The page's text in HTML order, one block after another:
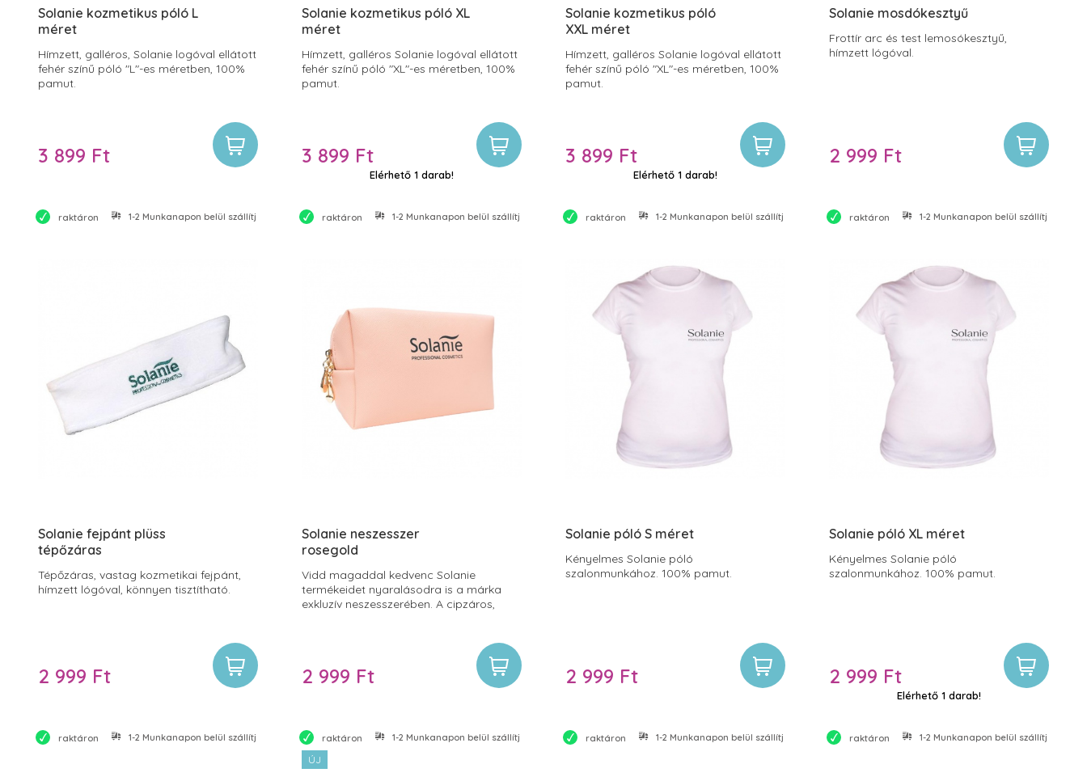
Solanie kozmetikus póló L
méret
Hímzett, galléros, Solanie logóval ellátott
fehér színű póló "L"-es méretben, 100%
pamut.
3 899 Ft
Solanie kozmetikus póló XL
méret
Hímzett, galléros Solanie logóval ellátott
fehér színű póló "XL"-es méretben, 100%
pamut.
3 899 Ft
Elérhető 1 darab!
Solanie kozmetikus póló
XXL méret
Hímzett, galléros Solanie logóval ellátott
fehér színű póló "XL"-es méretben, 100%
pamut.
3 899 Ft
Elérhető 1 darab!
Solanie mosdókesztyű
Frottír arc és test lemosókesztyű,
hímzett lógóval.
2 999 Ft
raktáron 1-2 Munkanapon belül szállítjuk
Solanie fejpánt plüss
tépőzáras
Tépőzáras, vastag kozmetikai fejpánt,
hímzett lógóval, könnyen tisztítható.
2 999 Ft
raktáron 1-2 Munkanapon belül szállítjuk
Solanie neszesszer
rosegold
Vidd magaddal kedvenc Solanie
termékeidet nyaralásodra is a márka
exkluzív neszesszerében. A cipzáros,
elférnek benne a mindennapos pipere
2 999 Ft
raktáron 1-2 Munkanapon belül szállítjuk
Solanie póló S méret
Kényelmes Solanie póló
szalonmunkához. 100% pamut.
2 999 Ft
raktáron 1-2 Munkanapon belül szállítjuk
Solanie póló XL méret
Kényelmes Solanie póló
szalonmunkához. 100% pamut.
2 999 Ft
Elérhető 1 darab!
raktáron 1-2 Munkanapon belül szállítjuk raktáron 1-2 Munkanapon belül szállítjuk
ÚJ
raktáron 1-2 Munkanapon belül szállítjuk raktáron 1-2 Munkanapon belül szállítjuk